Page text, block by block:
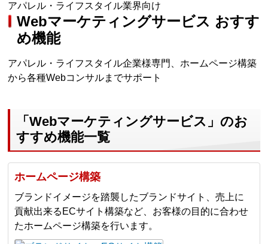
アパレル・ライフスタイル業界向け
Webマーケティングサービス おすす
め機能
アパレル・ライフスタイル企業様専門、ホームページ構築
から各種Webコンサルまでサポート
「Webマーケティングサービス」のお
すすめ機能一覧
ホームページ構築
ブランドイメージを踏襲したブランドサイト、売上に
貢献出来るECサイト構築など、お客様の目的に合わせ
たホームページ構築を行います。